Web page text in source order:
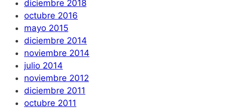
diciembre 2018
octubre 2016
mayo 2015
diciembre 2014
noviembre 2014
julio 2014
noviembre 2012
diciembre 2011
octubre 2011